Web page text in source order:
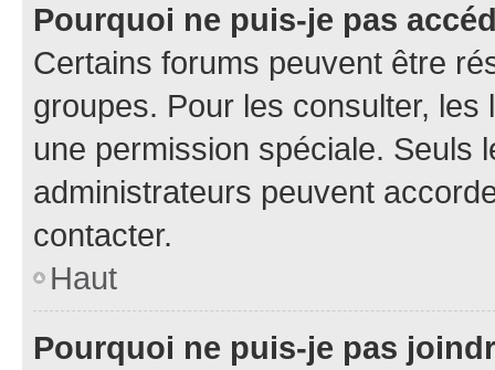
Pourquoi ne puis-je pas
Certains forums peuvent être
groupes. Pour les consulter,
une permission spéciale. Seuls
administrateurs peuvent
contacter.
Haut
Pourquoi ne puis-je pas